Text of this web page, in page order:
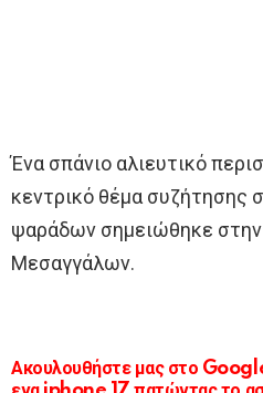
Ένα σπάνιο αλιευτικό
κεντρικό θέμα συζήτησης
ψαράδων σημειώθηκε
Μεσαγγάλων.
Ακουλουθήστε μας στο